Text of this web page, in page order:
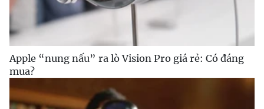
Apple “nung nấu” ra lò Vision Pro giá rẻ: Có đáng
mua?